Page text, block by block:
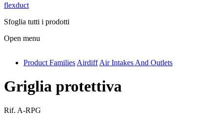
flexduct
Sfoglia tutti i prodotti
Open menu
antivib
isolfix
Product Families Airdiff Air Intakes And Outlets
Griglia protettiva
Rif. A-RPG